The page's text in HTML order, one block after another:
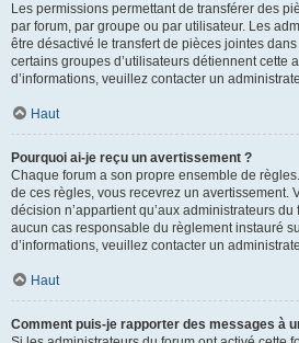
Les permissions permettant de transférer des
par forum, par groupe ou par utilisateur. Les
être désactivé le transfert de pièces jointes
certains groupes d’utilisateurs détiennent cette
d’informations, veuillez contacter un
Haut
Pourquoi ai-je reçu un avertissement ?
Chaque forum a son propre ensemble de
de ces règles, vous recevrez un avertissement.
décision n’appartient qu’aux administrateurs du
aucun cas responsable du règlement instauré
d’informations, veuillez contacter un
Haut
Comment puis-je rapporter des messages à